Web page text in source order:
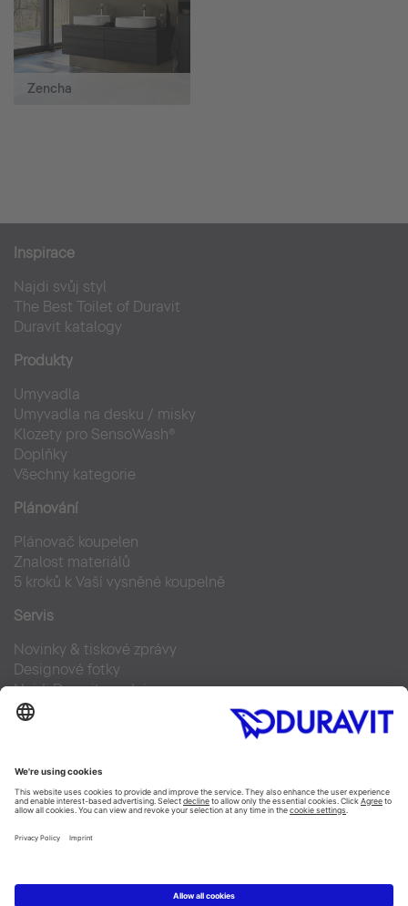
Zencha
Inspirace
Najdi svůj styl
The Best Toilet of Duravit
Duravit katalogy
Produkty
Umyvadla
Umyvadla na desku / misky
Klozety pro SensoWash®
Doplňky
Všechny kategorie
Plánování
Plánovač koupelen
Znalost materiálů
5 kroků k Vaší vysněné koupelně
Servis
Novinky & tiskové zprávy
Designové fotky
Najdi Duravit prodejce
Často kladené otázky
Facebook
Instagram
Pinterest
Blog
Linked In